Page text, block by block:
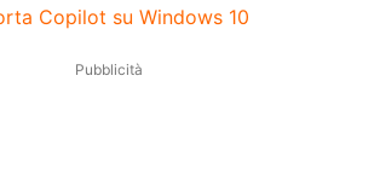
Copilot su Windows 10
Pubblicità